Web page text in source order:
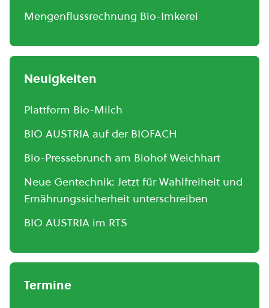
Mengenflussrechnung Bio-Imkerei
Neuigkeiten
Plattform Bio-Milch
BIO AUSTRIA auf der BIOFACH
Bio-Pressebrunch am Biohof Weichhart
Neue Gentechnik: Jetzt für Wahlfreiheit und
Ernährungssicherheit unterschreiben
BIO AUSTRIA im RTS
Termine